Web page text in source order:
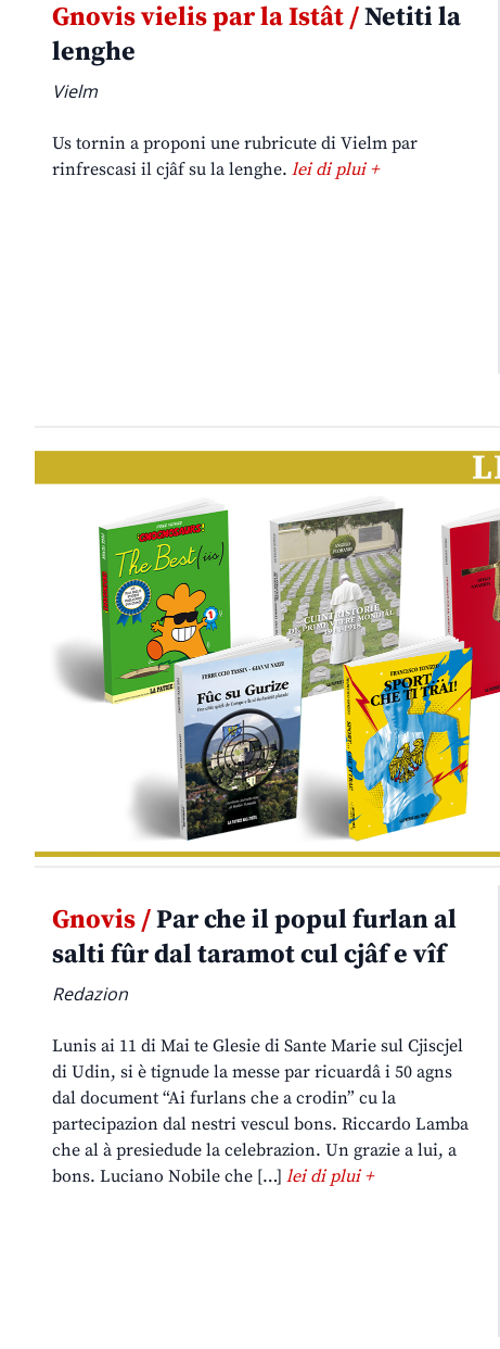
Gnovis vielis par la Istât /Netiti la
lenghe
Vielm
Us tornin a proponi une rubricute di Vielm par
rinfrescasi il cjâf su la lenghe. lei di plui +
Gnovis /Par che il popul furlan al
salti fûr dal taramot cul cjâf e vîf
Redazion
Lunis ai 11 di Mai te Glesie di Sante Marie sul Cjiscjel
di Udin, si è tignude la messe par ricuardâ i 50 agns
dal document “Ai furlans che a crodin” cu la
partecipazion dal nestri vescul bons. Riccardo Lamba
che al à presiedude la celebrazion. Un grazie a lui, a
bons. Luciano Nobile che […] lei di plui +